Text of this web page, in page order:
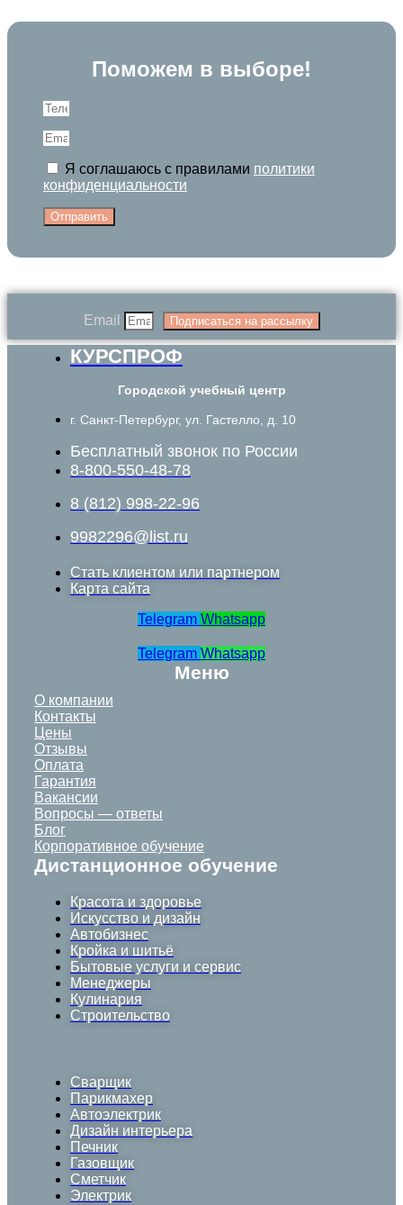
Поможем в выборе!
Я соглашаюсь с правилами политики
конфиденциальности
Отправить
Email Подписаться на рассылку
КУРСПРОФ
Городской учебный центр
г. Санкт-Петербург, ул. Гастелло, д. 10
Бесплатный звонок по России
8-800-550-48-78
8 (812) 998-22-96
9982296@list.ru
Стать клиентом или партнером
Карта сайта
Telegram Whatsapp
Telegram Whatsapp
Меню
О компании
Контакты
Цены
Отзывы
Оплата
Гарантия
Вакансии
Вопросы — ответы
Блог
Корпоративное обучение
Дистанционное обучение
Красота и здоровье
Искусство и дизайн
Автобизнес
Кройка и шитьё
Бытовые услуги и сервис
Менеджеры
Кулинария
Строительство
Сварщик
Парикмахер
Автоэлектрик
Дизайн интерьера
Печник
Газовщик
Сметчик
Электрик